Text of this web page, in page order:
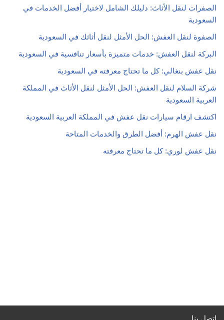
الصفرات لنقل الأثاث: دليلك الشامل لاختيار أفضل الخدمات في
السعودية
الصفوة لنقل العفش: الحل الأمثل لنقل أثاثك في السعودية
البركة لنقل العفش: خدمات متميزة بأسعار تنافسية في السعودية
نقل عفش بنغالي: كل ما تحتاج معرفته في السعودية
شركة السلام لنقل العفش: الحل الأمثل لنقل الأثاث في المملكة
العربية السعودية
اكتشف ارقام سيارات نقل عفش في المملكة العربية السعودية
نقل عفش الهرم: أفضل الطرق والخدمات المتاحة
نقل عفش لوري: كل ما تحتاج معرفته
اتصل بنا